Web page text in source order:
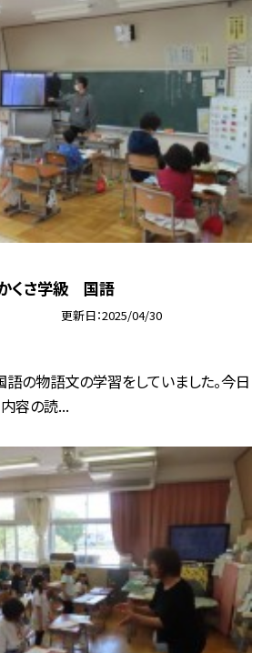
かくさ学級 国語
更新日 2025/04/30
の物語文の学習をしていました。今日
容の読...